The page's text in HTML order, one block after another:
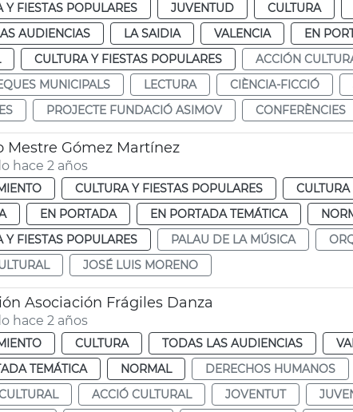
Y FIESTAS POPULARES JUVENTUD CULTURA
AUDIENCIAS
LA SAIDIA VALENCIA EN
CULTURA Y FIESTAS POPULARES ACCIÓN
MUNICIPALS
LECTURA CIÈNCIA-FICCIÓ
PROJECTE FUNDACIÓ ASIMOV CONFERÈNCIES
Mestre Gómez Martínez
hace 2 años
CULTURA Y FIESTAS POPULARES CULTURA
EN PORTADA EN PORTADA TEMÁTICA
Y FIESTAS POPULARES
PALAU DE LA MÚSICA
JOSÉ LUIS MORENO
Asociación Frágiles Danza
hace 2 años
CULTURA TODAS LAS AUDIENCIAS
TEMÁTICA
NORMAL DERECHOS HUMANOS
ACCIÓ CULTURAL JOVENTUT